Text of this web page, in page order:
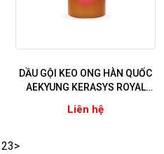
DẦU GỘI KEO ONG HÀN QUỐC
AEKYUNG KERASYS ROYAL
rụng tóc – Làm phồng tóc
Liên hệ
23>